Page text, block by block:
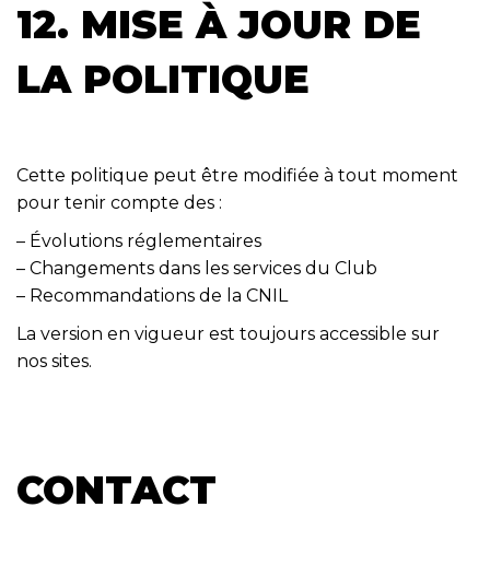
12. MISE À JOUR DE
LA POLITIQUE
Cette politique peut être modifiée à tout moment
pour tenir compte des :
– Évolutions réglementaires
– Changements dans les services du Club
– Recommandations de la CNIL
La version en vigueur est toujours accessible sur
nos sites.
CONTACT